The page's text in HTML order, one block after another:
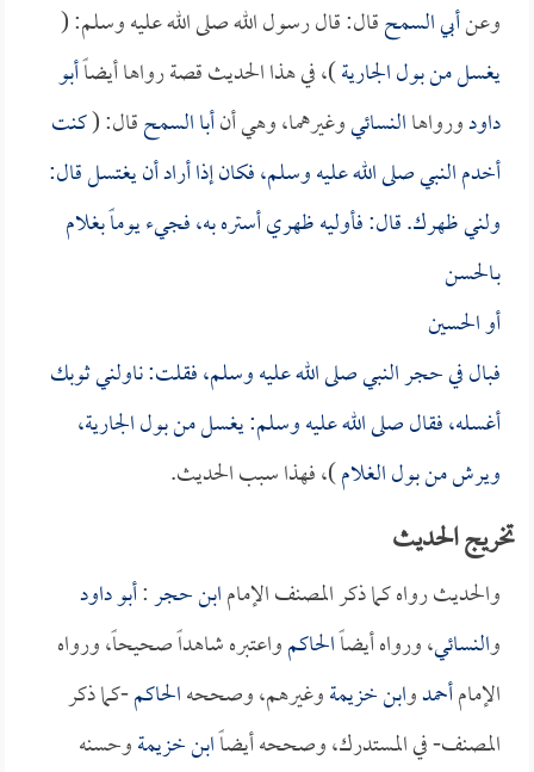
وعنأبي السمحقال: قال رسول الله صلى الله عليه وسلم: (
يغسل من بول الجارية)، في هذا الحديث قصة رواها أيضاًأبو
داودورواهاالنسائيوغيرهما، وهي أنأبا السمحقال: (كنت
أخدم النبي صلى الله عليه وسلم، فكان إذا أراد أن يغتسل قال:
ولني ظهرك. قال: فأوليه ظهري أستره به، فجيء يوماً بغلام
بـالحسن
أوالحسين
فبال في حجر النبي صلى الله عليه وسلم، فقلت: ناولني ثوبك
أغسله، فقال صلى الله عليه وسلم: يغسل من بول الجارية،
ويرش من بول الغلام)، فهذا سبب الحديث.
تخريج الحديث
والحديث رواه كما ذكر المصنف الإمامابن حجر:أبو داود
والنسائي، ورواه أيضاًالحاكمواعتبره شاهداً صحيحاً، ورواه
الإمامأحمدوابن خزيمةوغيرهم، وصححهالحاكم-كما ذكر
المصنف- في المستدرك، وصححه أيضاًابن خزيمةوحسنه